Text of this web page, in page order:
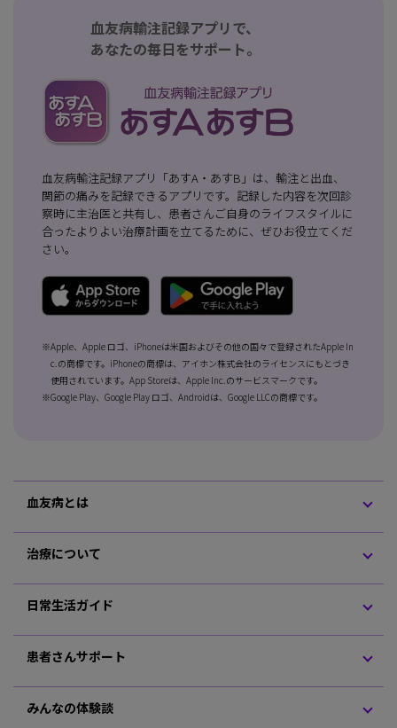
血友病輸注記録アプリで、
あなたの毎日をサポート。
血友病輸注記録アプリ「あすA・あすB」は、輸注と出血、
関節の痛みを記録できるアプリです。記録した内容を次回診
察時に主治医と共有し、患者さんご自身のライフスタイルに
合ったよりよい治療計画を立てるために、ぜひお役立てくだ
さい。
※Apple、Apple ロゴ、iPhoneは米国およびその他の国々で登録されたApple In
c.の商標です。iPhoneの商標は、アイホン株式会社のライセンスにもとづき
使用されています。App Storeは、Apple Inc.のサービスマークです。
※Google Play、Google Play ロゴ、Androidは、Google LLCの商標です。
血友病とは
治療について
日常生活ガイド
患者さんサポート
みんなの体験談